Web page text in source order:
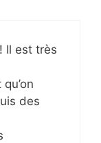
Il est très
des